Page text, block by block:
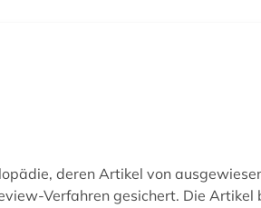
deren Artikel von
Verfahren gesichert. Die